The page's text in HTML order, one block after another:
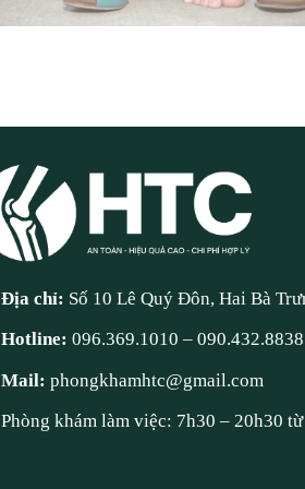
Địa chỉ: Số 10 Lê Quý Đôn, Hai Bà
Hotline:096.369.1010 –090.432.8838
Mail:phongkhamhtc@gmail.com
Phòng khám làm việc: 7h30 – 20h30